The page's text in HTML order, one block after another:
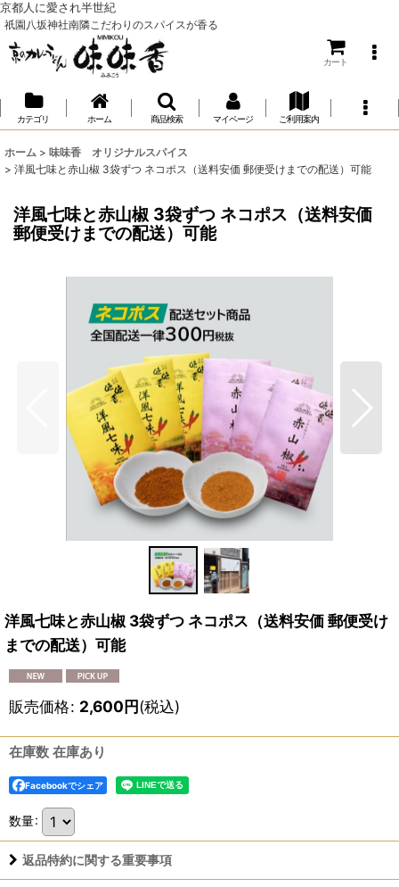
京都人に愛され半世紀
祇園八坂神社南隣こだわりのスパイスが香る
カート
カテゴリ ホーム 商品検索 マイページ ご利用案内
ホーム > 味味香 オリジナルスパイス
> 洋風七味と赤山椒 3袋ずつ ネコポス（送料安価 郵便受けまでの配送）可能
洋風七味と赤山椒 3袋ずつ ネコポス（送料安価
郵便受けまでの配送）可能
洋風七味と赤山椒 3袋ずつ ネコポス（送料安価 郵便受け
までの配送）可能
販売価格: 2,600円(税込)
在庫数 在庫あり
Facebookでシェア
数量:
返品特約に関する重要事項